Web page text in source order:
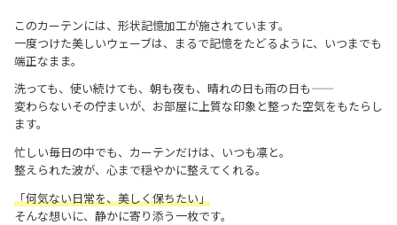
このカーテンには、形状記憶加工が施されています。
一度つけた美しいウェーブは、まるで記憶をたどるように、いつまでも
端正なまま。
洗っても、使い続けても、朝も夜も、晴れの日も雨の日も——
変わらないその佇まいが、お部屋に上質な印象と整った空気をもたらし
ます。
忙しい毎日の中でも、カーテンだけは、いつも凛と。
整えられた波が、心まで穏やかに整えてくれる。
「何気ない日常を、美しく保ちたい」
そんな想いに、静かに寄り添う一枚です。